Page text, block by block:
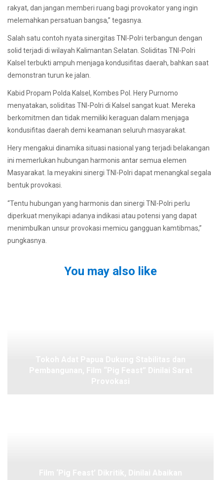
rakyat, dan jangan memberi ruang bagi provokator yang ingin
melemahkan persatuan bangsa,” tegasnya.
Salah satu contoh nyata sinergitas TNI-Polri terbangun dengan
solid terjadi di wilayah Kalimantan Selatan. Soliditas TNI-Polri
Kalsel terbukti ampuh menjaga kondusifitas daerah, bahkan saat
demonstran turun ke jalan.
Kabid Propam Polda Kalsel, Kombes Pol. Hery Purnomo
menyatakan, soliditas TNI-Polri di Kalsel sangat kuat. Mereka
berkomitmen dan tidak memiliki keraguan dalam menjaga
kondusifitas daerah demi keamanan seluruh masyarakat.
Hery mengakui dinamika situasi nasional yang terjadi belakangan
ini memerlukan hubungan harmonis antar semua elemen
Masyarakat. Ia meyakini sinergi TNI-Polri dapat menangkal segala
bentuk provokasi.
“Tentu hubungan yang harmonis dan sinergi TNI-Polri perlu
diperkuat menyikapi adanya indikasi atau potensi yang dapat
menimbulkan unsur provokasi memicu gangguan kamtibmas,”
pungkasnya.
You may also like